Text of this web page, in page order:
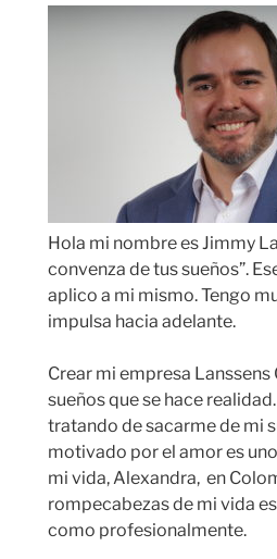
Hola mi nombre es Jimmy
convenza de tus sueños”.
aplico a mi mismo. Tengo
impulsa hacia adelante.
Crear mi empresa
sueños que se hace
tratando de sacarme de mi
motivado por el amor es
mi vida, Alexandra, en
rompecabezas de mi vida
como profesionalmente.